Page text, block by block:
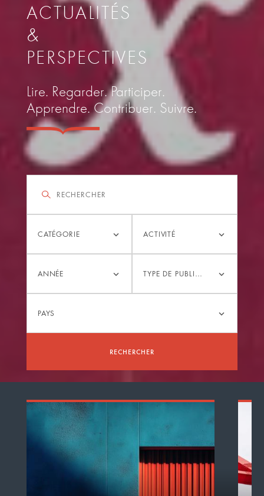
ACTUALITÉS
&
PERSPECTIVES
Lire. Regarder. Participer.
Apprendre. Contribuer. Suivre.
Filtrer
CATÉGORIE ACTIVITÉ
ANNÉE
publication
TYPE DE PUBLICATION
PAYS
RECHERCHER